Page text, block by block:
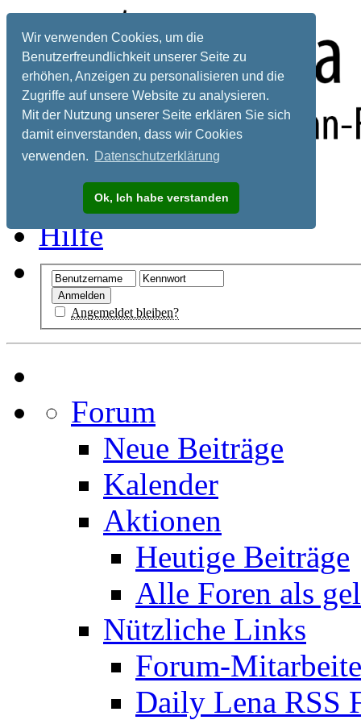
Wir verwenden Cookies, um die
Benutzerfreundlichkeit unserer Seite zu
erhöhen, Anzeigen zu personalisieren und die
Zugriffe auf unsere Website zu analysieren.
Mit der Nutzung unserer Seite erklären Sie sich
damit einverstanden, dass wir Cookies
verwenden. Datenschutzerklärung
Ok, Ich habe verstanden
Registrieren
Hilfe
Angemeldet bleiben?
Forum
Neue Beiträge
Kalender
Aktionen
Heutige Beiträge
Alle Foren als
Nützliche Links
Forum-
Daily Lena RSS